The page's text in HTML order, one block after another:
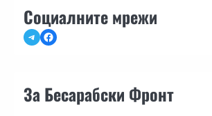
Социалните мрежи
TelegramFacebook
За Бесарабски Фронт